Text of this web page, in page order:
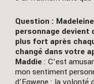
Question :
personnage devient
plus fort après
changé dans votre
Maddie: C’est
mon sentiment